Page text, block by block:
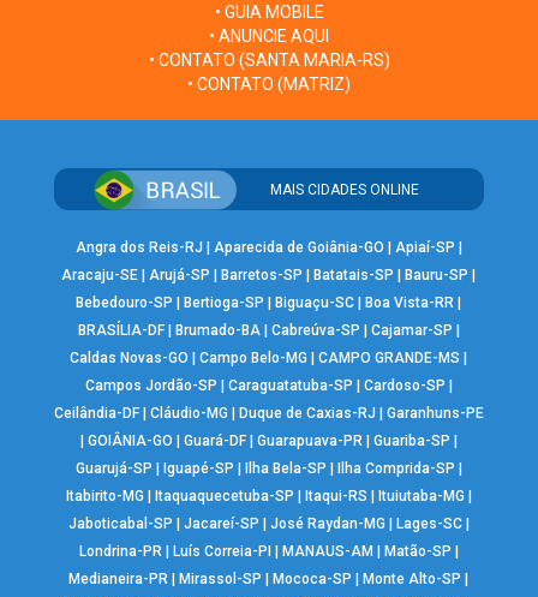
• GUIA MOBILE
• ANUNCIE AQUI
• CONTATO (SANTA MARIA-RS)
• CONTATO (MATRIZ)
MAIS CIDADES ONLINE
Angra dos Reis-RJ Aparecida de Goiânia-GO Apiaí-SP
Aracaju-SE |Arujá-SP Barretos-SP Batatais-SP Bauru-SP
Bebedouro-SP
Bertioga-SP Biguaçu-SC Boa Vista-RR
BRASÍLIA-DF| Brumado-BA| Cabreúva-SP Cajamar-SP
Caldas Novas-GO
|Campo Belo-MG |CAMPO GRANDE-MS
Campos Jordão-SP
Caraguatatuba-SP Cardoso-SP
Ceilândia-DF| Cláudio-MG Duque de Caxias-RJ
Garanhuns-PE
GOIÂNIA-GO Guará-DF| Guarapuava-PR| Guariba-SP
Guarujá-SP
Iguapé-SP Ilha Bela-SP Ilha Comprida-SP
Itabirito-MG
Itaquaquecetuba-SP Itaqui-RS Ituiutaba-MG
Jaboticabal-SP
Jacareí-SP José Raydan-MG Lages-SC|
Londrina-PR| Luís Correia-PI MANAUS-AM Matão-SP
Medianeira-PR
Mirassol-SP Mococa-SP Monte Alto-SP